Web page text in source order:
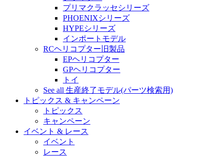
プリマクラッセシリーズ
PHOENIXシリーズ
HYPEシリーズ
インポートモデル
RCヘリコプター旧製品
EPヘリコプター
GPヘリコプター
トイ
See all 生産終了モデル(パーツ検索用)
トピックス & キャンペーン
トピックス
キャンペーン
イベント & レース
イベント
レース